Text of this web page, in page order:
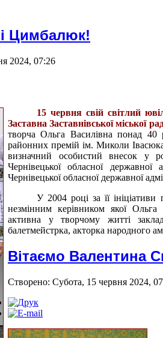
Цимбалюк!
2024, 07:26
15 червня свій світлий
Заставна Заставнівської міської
творча Ольга Василівна понад 40
районних премій ім. Миколи
визначний особистий внесок у
Чернівецької обласної державної
Чернівецької обласної державної
У 2004 році за її
незмінним керівником якої
активна у творчому житті
балетмейстрка, акторка народного
Вітаємо Валентина
Створено: Субота, 15 червня 2024,